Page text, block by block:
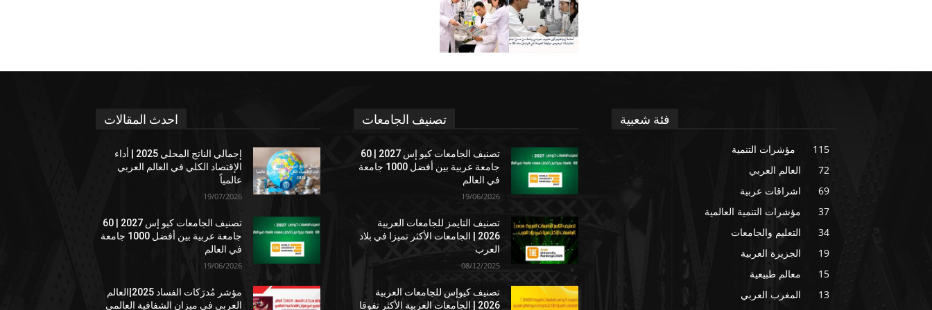
احدث المقالات
إجمالي الناتج المحلي 2025 | أداء
الإقتصاد الكلي في العالم العربي
عالمياً
19/07/2026
تصنيف الجامعات كيو إس 2027 | 60
جامعة عربية بين أفضل 1000 جامعة
في العالم
19/06/2026
مؤشر مُدرَكات الفساد 2025|العالم
العربي في ميزان الشفافية العالمي
تصنيف الجامعات
تصنيف الجامعات كيو إس 2027 | 60
جامعة عربية بين أفضل 1000 جامعة
في العالم
19/06/2026
تصنيف التايمز للجامعات العربية
2026 | الجامعات الأكثر تميزا في بلاد
العرب
08/12/2025
تصنيف كيوإس للجامعات العربية
2026 | الجامعات العربية الأكثر تفوقا
فئة شعبية
مؤشرات التنمية
115
العالم العربي
72
اشراقات عربية
69
مؤشرات التنمية العالمية
37
التعليم والجامعات
34
الجزيرة العربية
19
معالم طبيعية
15
المغرب العربي
13